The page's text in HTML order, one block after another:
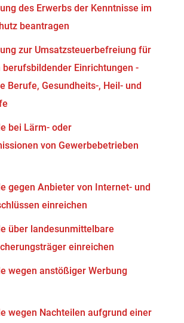
des Erwerbs der Kenntnisse im
beantragen
zur Umsatzsteuerbefreiung für
berufsbildender Einrichtungen -
Berufe, Gesundheits-, Heil- und
bei Lärm- oder
von Gewerbebetrieben
gegen Anbieter von Internet- und
einreichen
über landesunmittelbare
einreichen
wegen anstößiger Werbung
wegen Nachteilen aufgrund einer